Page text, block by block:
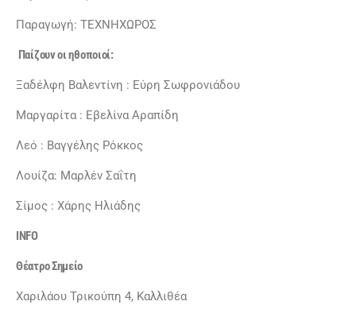
Παραγωγή: ΤΕΧΝΗΧΩΡΟΣ
Παίζουν οι ηθοποιοί:
Ξαδέλφη Βαλεντίνη : Εύρη Σωφρονιάδου
Μαργαρίτα : Εβελίνα Αραπίδη
Λεό : Βαγγέλης Ρόκκος
Λουίζα: Μαρλέν Σαΐτη
Σίμος : Χάρης Ηλιάδης
INFO
Θέατρο Σημείο
Χαριλάου Τρικούπη 4, Καλλιθέα